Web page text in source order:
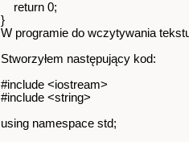
return 0;
}
W programie do wczytywania
Stworzyłem następujący kod:
#include <iostream>
#include <string>
using namespace std;